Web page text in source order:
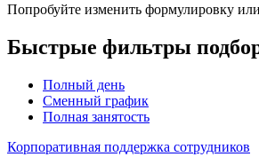
Попробуйте изменить формулировку
Быстрые фильтры
Полный день
Сменный график
Полная занятость
Корпоративная поддержка сотрудников